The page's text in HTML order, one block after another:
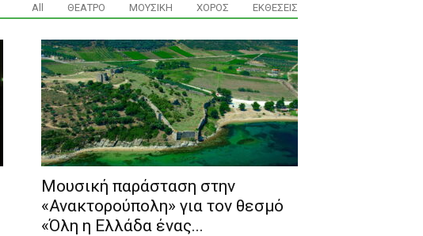
All ΘΕΑΤΡΟ ΜΟΥΣΙΚΗ ΧΟΡΟΣ ΕΚΘΕΣΕΙΣ
Μουσική παράσταση στην
«Ανακτορούπολη» για τον θεσμό
«Όλη η Ελλάδα ένας...